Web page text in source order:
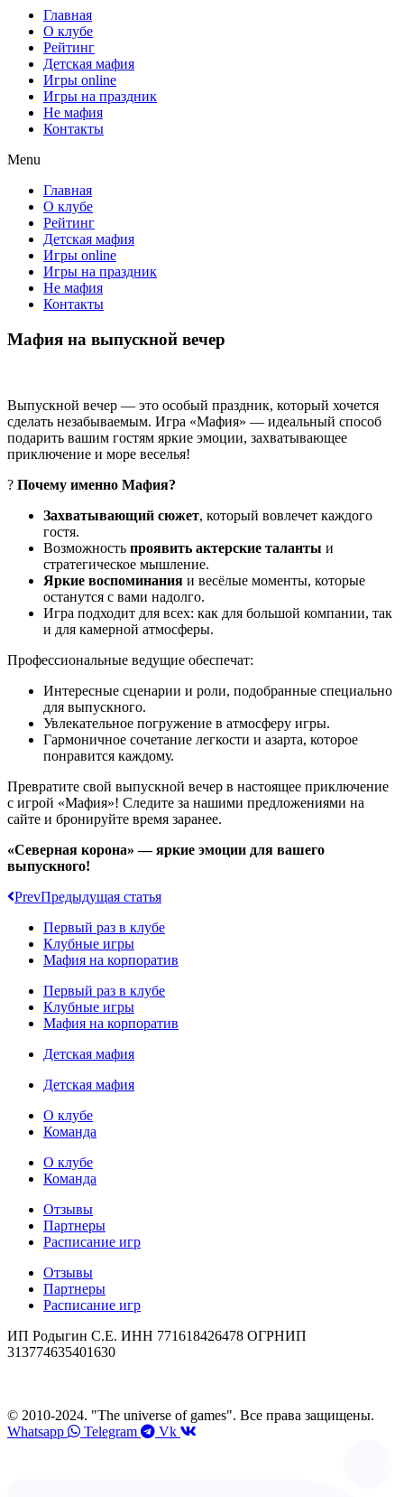
Главная
О клубе
Рейтинг
Детская мафия
Игры online
Игры на праздник
Не мафия
Контакты
Menu
Главная
О клубе
Рейтинг
Детская мафия
Игры online
Игры на праздник
Не мафия
Контакты
Мафия на выпускной вечер
Выпускной вечер — это особый праздник, который хочется
сделать незабываемым. Игра «Мафия» — идеальный способ
подарить вашим гостям яркие эмоции, захватывающее
приключение и море веселья!
? Почему именно Мафия?
Захватывающий сюжет, который вовлечет каждого
гостя.
Возможность проявить актерские таланты и
стратегическое мышление.
Яркие воспоминания и весёлые моменты, которые
останутся с вами надолго.
Игра подходит для всех: как для большой компании, так
и для камерной атмосферы.
Профессиональные ведущие обеспечат:
Интересные сценарии и роли, подобранные специально
для выпускного.
Увлекательное погружение в атмосферу игры.
Гармоничное сочетание легкости и азарта, которое
понравится каждому.
Превратите свой выпускной вечер в настоящее приключение
с игрой «Мафия»! Следите за нашими предложениями на
сайте и бронируйте время заранее.
«Северная корона» — яркие эмоции для вашего
выпускного!
PrevПредыдущая статья
Первый раз в клубе
Клубные игры
Мафия на корпоратив
Первый раз в клубе
Клубные игры
Мафия на корпоратив
Детская мафия
Детская мафия
О клубе
Команда
О клубе
Команда
Отзывы
Партнеры
Расписание игр
Отзывы
Партнеры
Расписание игр
ИП Родыгин С.Е. ИНН 771618426478 ОГРНИП
313774635401630
© 2010-2024. "The universe of games". Все права защищены.
Whatsapp
Telegram Vk